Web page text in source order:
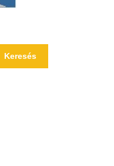
Keresés